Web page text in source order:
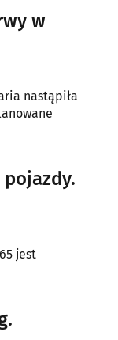
w
nastąpiła
jest